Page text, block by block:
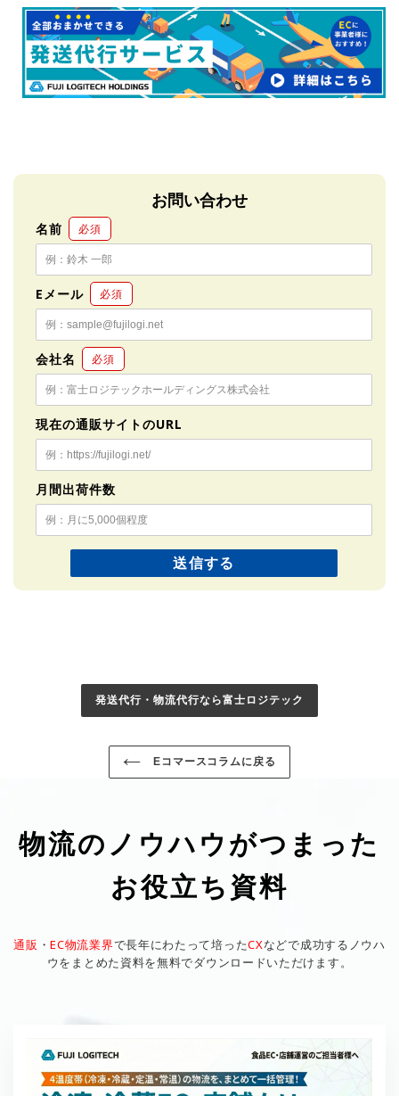
お問い合わせ
名前 必須
Eメール 必須
会社名 必須
現在の通販サイトのURL
月間出荷件数
発送代行・物流代行なら富士ロジテック
Eコマースコラムに戻る
物流のノウハウがつまった
お役立ち資料
通販 ・EC物流業界で長年にわたって培ったCXなどで成功するノウハ
ウをまとめた資料を無料でダウンロードいただけます。